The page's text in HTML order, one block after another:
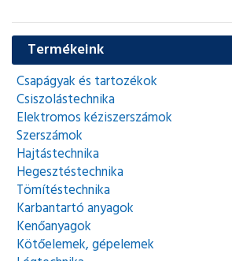
Termékeink
Csapágyak és tartozékok
Csiszolástechnika
Elektromos kéziszerszámok
Szerszámok
Hajtástechnika
Hegesztéstechnika
Tömítéstechnika
Karbantartó anyagok
Kenőanyagok
Kötőelemek, gépelemek